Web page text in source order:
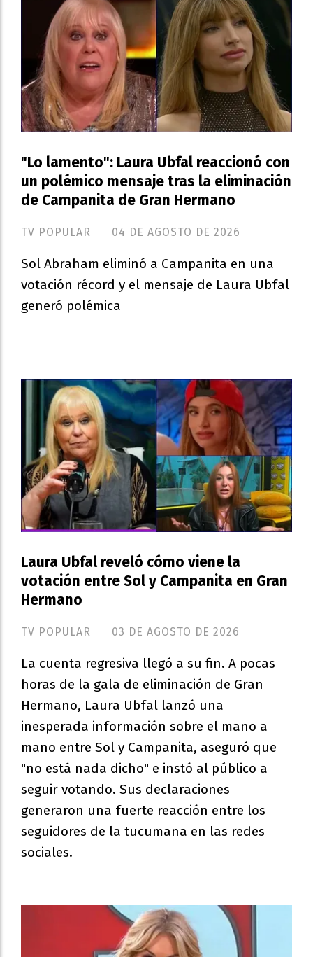
"Lo lamento": Laura Ubfal reaccionó con
un polémico mensaje tras la eliminación
de Campanita de Gran Hermano
TV POPULAR 04 DE AGOSTO DE 2026
Sol Abraham eliminó a Campanita en una
votación récord y el mensaje de Laura Ubfal
generó polémica
Laura Ubfal reveló cómo viene la
votación entre Sol y Campanita en Gran
Hermano
TV POPULAR 03 DE AGOSTO DE 2026
La cuenta regresiva llegó a su fin. A pocas
horas de la gala de eliminación de Gran
Hermano, Laura Ubfal lanzó una
inesperada información sobre el mano a
mano entre Sol y Campanita, aseguró que
"no está nada dicho" e instó al público a
seguir votando. Sus declaraciones
generaron una fuerte reacción entre los
seguidores de la tucumana en las redes
sociales.